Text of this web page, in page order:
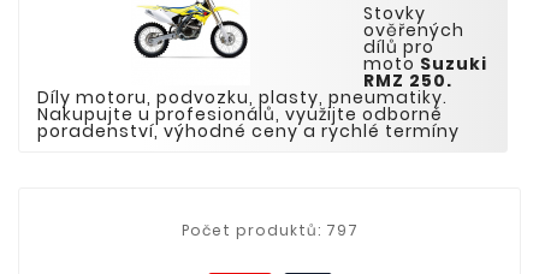
Stovky
ověřených
dílů pro
moto Suzuki
RMZ 250.
Díly motoru, podvozku, plasty, pneumatiky.
Nakupujte u profesionálů, využijte odborné
poradenství, výhodné ceny a rychlé termíny
Počet produktů: 797